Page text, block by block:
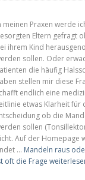
meinen Praxen werde
Eltern gefragt
ihrem Kind
sollen. Oder
die häufig
stellen mir diese
endlich eine
etwas Klarheit für
ob die
sollen
Auf der Homepage
… Mandeln raus
oft die Frage